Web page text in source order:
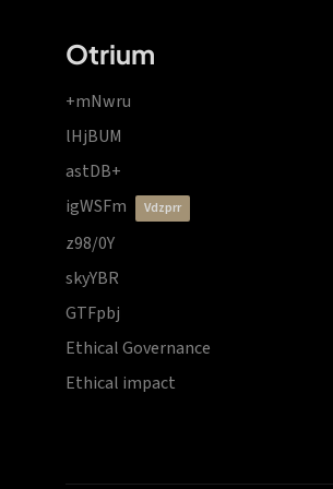
Otrium
+mNwru
lHjBUM
astDB+
igWSFm
vdzprr
z98/0Y
skyYBR
GTFpbj
Ethical Governance
Ethical impact